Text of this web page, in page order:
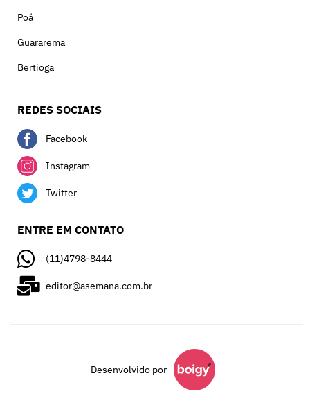
Poá
Guararema
Bertioga
REDES SOCIAIS
Facebook
Instagram
Twitter
ENTRE EM CONTATO
(11)4798-8444
editor@asemana.com.br
Desenvolvido por